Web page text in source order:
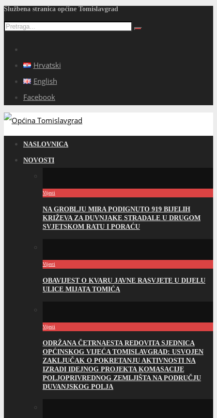
Službena stranica općine Tomislavgrad
Hrvatski
English
Facebook
NASLOVNICA
NOVOSTI
Vijesti
NA GROBLJU MIRA PODIGNUTO 919 BIJELIH
KRIŽEVA ZA DUVNJAKE STRADALE U DRUGOM
SVJETSKOM RATU I PORAĆU
Vijesti
OBAVIJEST O KVARU JAVNE RASVJETE U DIJELU
ULICE MIJATA TOMIĆA
Vijesti
ODRŽANA ČETRNAESTA REDOVITA SJEDNICA
OPĆINSKOG VIJEĆA TOMISLAVGRAD: USVOJEN
ZAKLJUČAK O POKRETANJU AKTIVNOSTI NA
IZRADI IDEJNOG PROJEKTA KOMASACIJE
POLJOPRIVREDNOG ZEMLJIŠTA NA PODRUČJU
DUVANJSKOG POLJA